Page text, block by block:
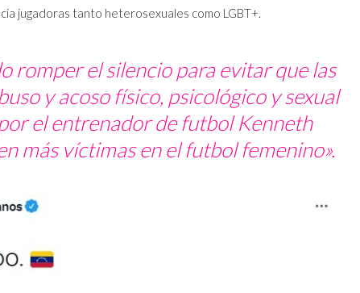
jugadoras tanto heterosexuales como LGBT+.
romper el silencio para evitar que las
y acoso físico, psicológico y sexual
el entrenador de futbol Kenneth
más víctimas en el futbol femenino».